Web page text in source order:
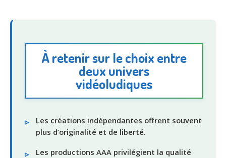
À retenir sur le choix entre
deux univers
vidéoludiques
Les créations indépendantes offrent souvent
plus d’originalité et de liberté.
Les productions AAA privilégient la qualité